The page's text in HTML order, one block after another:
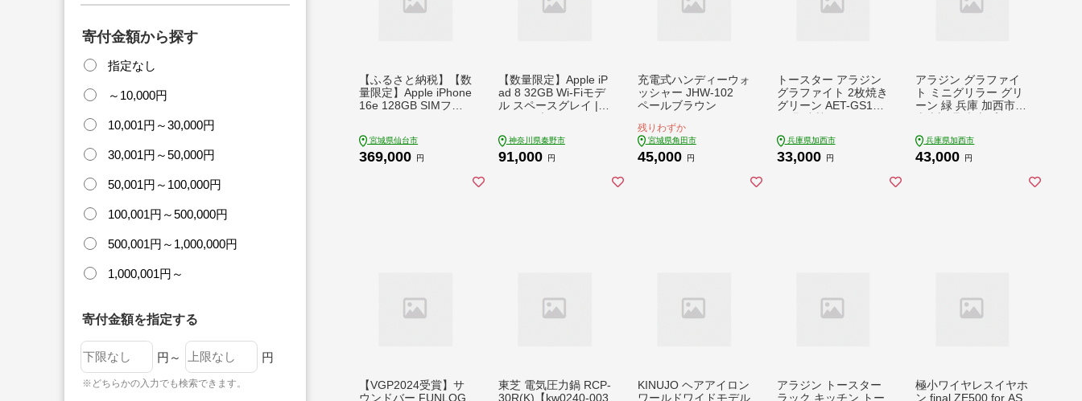
寄付金額から探す
指定なし
～10,000円
10,001円～30,000円
30,001円～50,000円
50,001円～100,000円
100,001円～500,000円
500,001円～1,000,000円
1,000,001円～
寄付金額を指定する
円～ 円
※どちらかの入力でも検索できます。
【ふるさと納税】【数
量限定】Apple iPhone
16e 128GB SIMフリ
トフォン 家電 中古 リ
ユース 仙台市 新生活
宮城県仙台市
369,000 円
【数量限定】Apple iP
ad 8 32GB Wi-Fiモデ
ル スペースグレイ | iP
ン PC pc 端末 中古 再
生品 再生 エコ エコロ
神奈川県秦野市
91,000 円
充電式ハンディーウォ
ッシャー JHW-102
ペールブラウン
残りわずか
宮城県角田市
45,000 円
トースター アラジン
グラファイト 2枚焼き
グリーン AET-GS13C
電 兵庫 加西市 朝食
食パン グラファイト
兵庫県加西市
33,000 円
アラジン グラファイ
ト ミニグリラー グリ
ーン 緑 兵庫 加西市
うち焼肉 BBQ グリル
キッチン家電 減煙 焼
兵庫県加西市
43,000 円
【VGP2024受賞】サ
ウンドバー FUNLOG
東芝 電気圧力鍋 RCP-
30R(K)【kw0240-003
KINUJO ヘアアイロン
ワールドワイドモデル
アラジン トースター
ラック キッチン トー
極小ワイヤレスイヤホ
ン final ZE500 for AS